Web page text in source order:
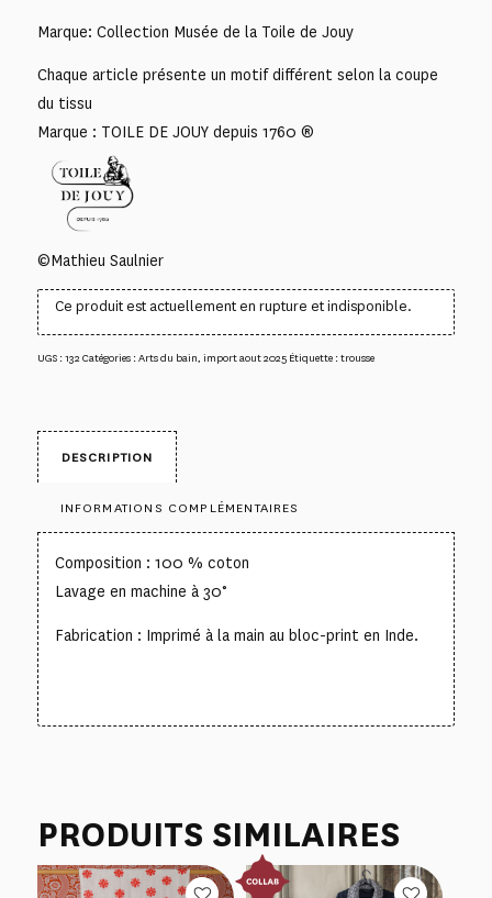
Marque: Collection Musée de la Toile de Jouy
Chaque article présente un motif différent selon la coupe
du tissu
Marque : TOILE DE JOUY depuis 1760 ®
©Mathieu Saulnier
Ce produit est actuellement en rupture et indisponible.
UGS :132Catégories :Arts du bain, import aout 2025 Étiquette :trousse
DESCRIPTION
INFORMATIONS COMPLÉMENTAIRES
Composition : 100 % coton
Lavage en machine à 30°
Fabrication : Imprimé à la main au bloc-print en Inde.
PRODUITS SIMILAIRES